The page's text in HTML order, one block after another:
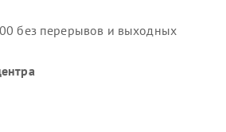
без перерывов и выходных